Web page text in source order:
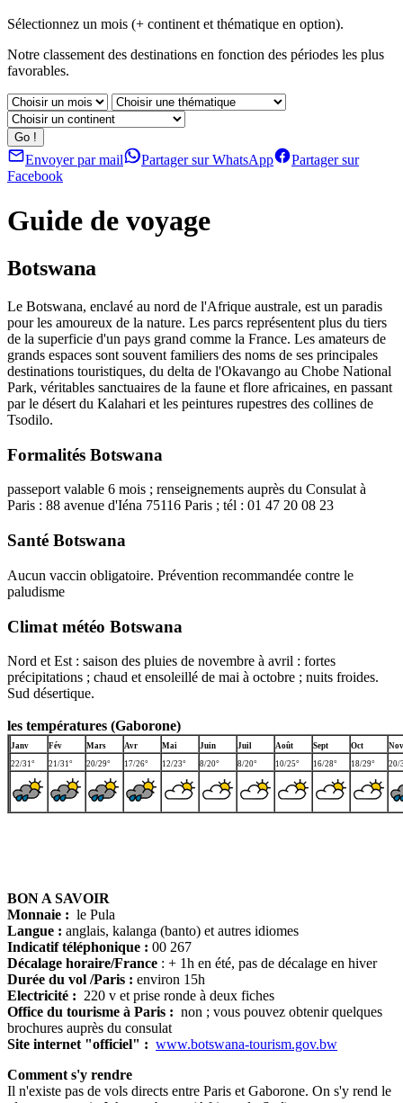
Sélectionnez un mois (+ continent et thématique en option).
Notre classement des destinations en fonction des périodes les plus
favorables.
Envoyer par mail Partager sur WhatsApp
Partager sur
Facebook
Guide de voyage
Botswana
Le Botswana, enclavé au nord de l'Afrique australe, est un paradis
pour les amoureux de la nature. Les parcs représentent plus du tiers
de la superficie d'un pays grand comme la France. Les amateurs de
grands espaces sont souvent familiers des noms de ses principales
destinations touristiques, du delta de l'Okavango au Chobe National
Park, véritables sanctuaires de la faune et flore africaines, en passant
par le désert du Kalahari et les peintures rupestres des collines de
Tsodilo.
Formalités Botswana
passeport valable 6 mois ; renseignements auprès du Consulat à
Paris : 88 avenue d'Iéna 75116 Paris ; tél : 01 47 20 08 23
Santé Botswana
Aucun vaccin obligatoire. Prévention recommandée contre le
paludisme
Climat météo Botswana
Nord et Est : saison des pluies de novembre à avril : fortes
précipitations ; chaud et ensoleillé de mai à octobre ; nuits froides.
Sud désertique.
les températures (Gaborone)
Janv Fév Mars Avr Mai Juin Juil Août Sept Oct
Nov
22/31°
21/31° 20/29° 17/26° 12/23° 8/20° 8/20° 10/25° 16/28° 18/29° 20/
BON A SAVOIR
Monnaie : le Pula
Langue : anglais, kalanga (banto) et autres idiomes
Indicatif téléphonique : 00 267
Décalage horaire/France : + 1h en été, pas de décalage en hiver
Durée du vol /Paris : environ 15h
Electricité : 220 v et prise ronde à deux fiches
Office du tourisme à Paris : non ; vous pouvez obtenir quelques
brochures auprès du consulat
Site internet "officiel" : www.botswana-tourism.gov.bw
Comment s'y rendre
Il n'existe pas de vols directs entre Paris et Gaborone. On s'y rend le